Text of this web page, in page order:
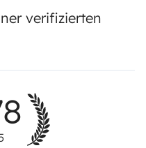
verifizierten